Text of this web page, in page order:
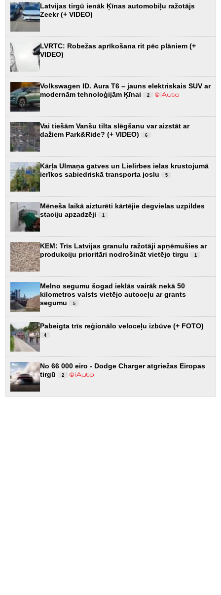
Latvijas tirgū ienāk Ķīnas automobiļu ražotājs
Zeekr (+ VIDEO)
LVRTC: Robežas aprīkošana rit pēc plāniem (+
VIDEO)
Volkswagen ID. Aura T6 – jauns elektriskais SUV ar
modernām tehnoloģijām Ķīnai
2
Vai tiešām Vanšu tilta slēgšanu var aizstāt ar
dažiem Park&Ride? (+ VIDEO)
6
Kārļa Ulmaņa gatves un Lielirbes ielas krustojumā
ierīkos sabiedriskā transporta joslu
5
Mēneša laikā aizturēti kārtējie degvielas uzpildes
staciju apzadzēji
1
KEM: Trīs Latvijas granulu ražotāji apņēmušies ar
produkciju prioritāri nodrošināt vietējo tirgu
1
Melno segumu šogad ieklās vairāk nekā 50
kilometros valsts vietējo autoceļu ar grants
segumu
5
Pabeigta trīs reģionālo veloceļu izbūve (+ FOTO)
4
No 66 000 eiro - Dodge Charger atgriežas Eiropas
tirgū
2